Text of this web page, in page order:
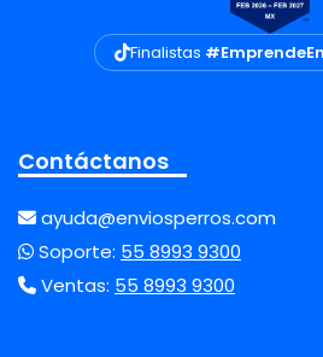
Finalistas
Contáctanos
ayuda@enviosperros.com
Soporte: 55 8993 9300
Ventas: 55 8993 9300